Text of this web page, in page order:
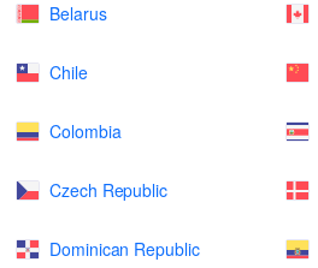
Belarus
Chile
Colombia
Czech Republic
Dominican Republic